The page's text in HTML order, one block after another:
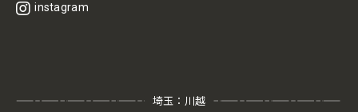
instagram
埼玉：川越